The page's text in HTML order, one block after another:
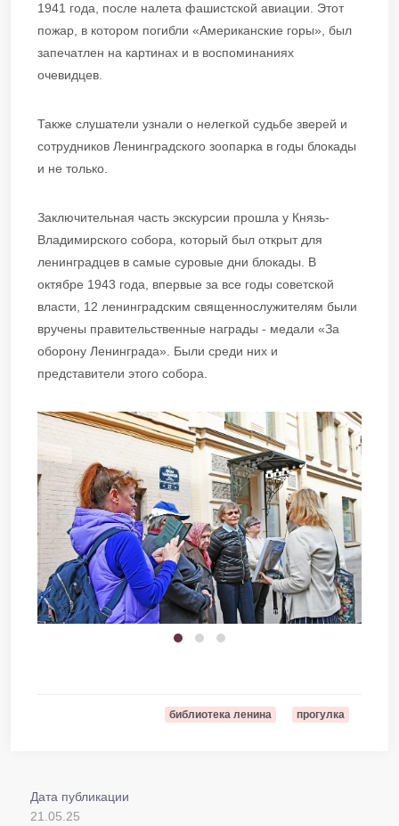
1941 года, после налета фашистской авиации. Этот
пожар, в котором погибли «Американские горы», был
запечатлен на картинах и в воспоминаниях
очевидцев.
Также слушатели узнали о нелегкой судьбе зверей и
сотрудников Ленинградского зоопарка в годы блокады
и не только.
Заключительная часть экскурсии прошла у Князь-
Владимирского собора, который был открыт для
ленинградцев в самые суровые дни блокады. В
октябре 1943 года, впервые за все годы советской
власти, 12 ленинградским священнослужителям были
вручены правительственные награды - медали «За
оборону Ленинграда». Были среди них и
представители этого собора.
библиотека ленина прогулка
Дата публикации
21.05.25